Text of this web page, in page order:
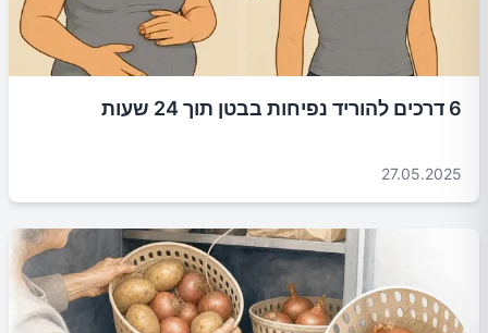
6 דרכים להוריד נפיחות בבטן תוך 24 שעות
27.05.2025